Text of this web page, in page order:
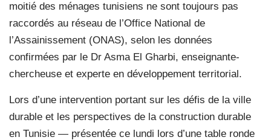
moitié des ménages tunisiens ne sont toujours pas
raccordés au réseau de l’Office National de
l’Assainissement (ONAS), selon les données
confirmées par le Dr Asma El Gharbi, enseignante-
chercheuse et experte en développement territorial.
Lors d’une intervention portant sur les défis de la ville
durable et les perspectives de la construction durable
en Tunisie — présentée ce lundi lors d’une table ronde